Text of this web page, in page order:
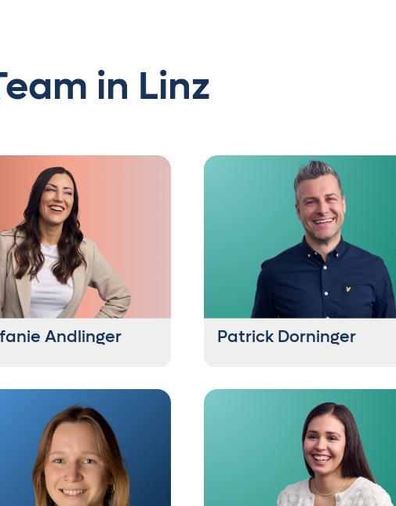
in Linz
Andlinger
6235 21444 48
am liebsten in
- ganz nach dem Motto:
statt
Hund Kobe bleibt
Patrick Dorninger
+43 6235 21444 66
pd@getontop.at
Liebt alles aus Italien – Essen, Wein,
Sprache, Fußball. Ist kein Italiener,
möchte aber einer sein. Er war
schon Kandidat beim Quizmaster,
scheiterte aber knapp vorm Sieg.